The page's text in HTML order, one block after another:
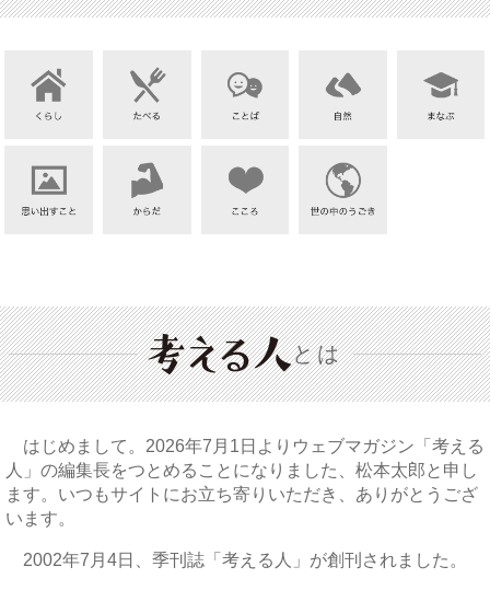
とは
はじめまして。2026年7月1日よりウェブマガジン「考える
人」の編集長をつとめることになりました、松本太郎と申し
ます。いつもサイトにお立ち寄りいただき、ありがとうござ
います。
2002年7月4日、季刊誌「考える人」が創刊されました。